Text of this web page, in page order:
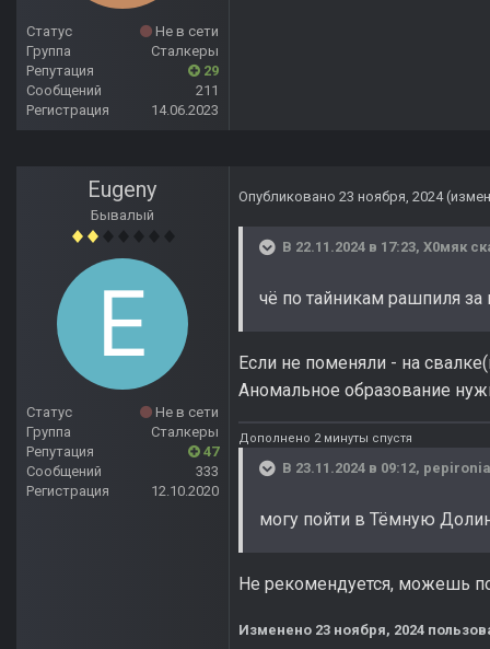
Статус
Не в сети
Группа
Сталкеры
Репутация
29
Сообщений
211
Регистрация
14.06.2023
Eugeny
Бывалый
Статус
Не в сети
Группа
Сталкеры
Репутация
47
Сообщений
333
Регистрация
12.10.2020
Опубликовано 23 ноября, 2024
В 22.11.2024 в 17:23, Х0мяк
чё по тайникам рашпиля за
Если не поменяли - на
Аномальное образование
Дополнено 2 минуты спустя
В 23.11.2024 в 09:12, pepironia
могу пойти в Тёмную
Не рекомендуется, можешь
Изменено 23 ноября, 2024